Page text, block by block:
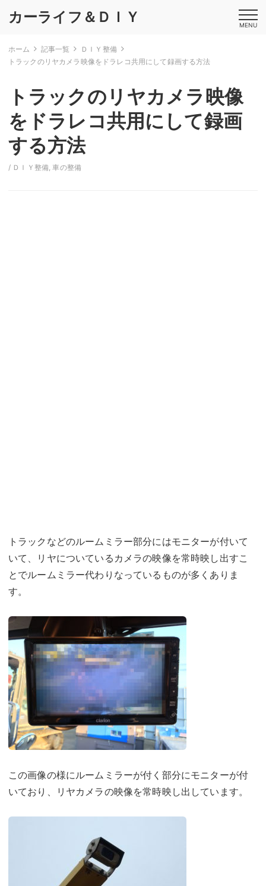
カーライフ＆ＤＩＹ MENU
ホーム 記事一覧
ＤＩＹ整備
トラックのリヤカメラ映像をドラレコ共用にして録画する方法
トラックのリヤカメラ映像
をドラレコ共用にして録画
する方法
/ ＤＩＹ整備,車の整備
トラックなどのルームミラー部分にはモニターが付いて
いて、リヤについているカメラの映像を常時映し出すこ
とでルームミラー代わりなっているものが多くありま
す。
この画像の様にルームミラーが付く部分にモニターが付
いており、リヤカメラの映像を常時映し出しています。